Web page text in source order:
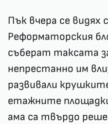
Пък вчера се видях
Реформаторския
съберат таксата
непрестанно им
развивали
етажните
ама са твърдо